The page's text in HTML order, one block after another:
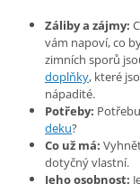
Záliby a zájmy:
vám napoví, co
zimních sporů
doplňky, které
nápadité.
Potřeby:
deku?
Co už má:
dotyčný vlastní.
Jeho osobnost: